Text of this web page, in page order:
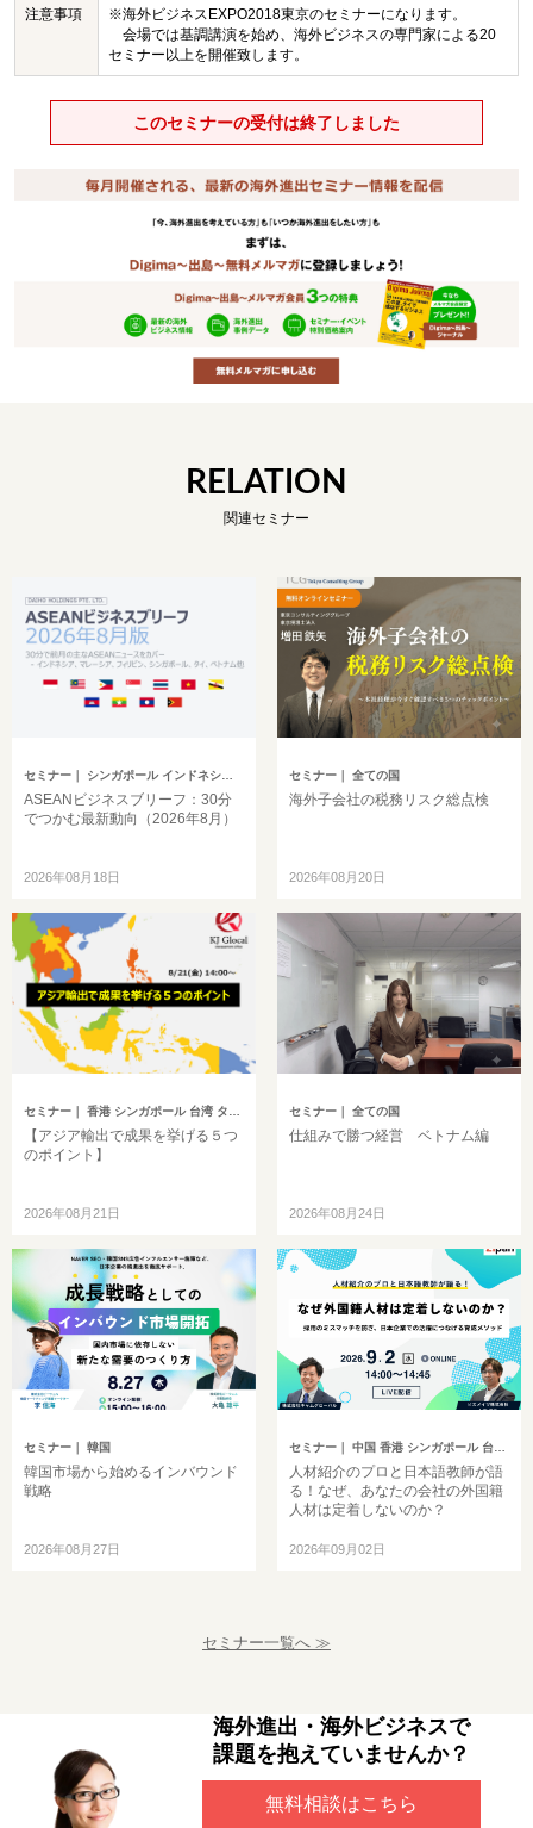
注意事項
※海外ビジネスEXPO2018東京のセミナーになります。
会場では基調講演を始め、海外ビジネスの専門家による20
セミナー以上を開催致します。
このセミナーの受付は終了しました
RELATION
関連セミナー
セミナー ｜ シンガポール インドネシア ベトナム タイ フィリピン マレーシア ミャンマー カンボジア その他アジア
ASEANビジネスブリーフ：30分
でつかむ最新動向（2026年8月）
2026年08月18日
セミナー｜ 全ての国
海外子会社の税務リスク総点検
2026年08月20日
セミナー ｜ 香港 シンガポール 台湾 タイ マレーシア
【アジア輸出で成果を挙げる５つ
のポイント】
2026年08月21日
セミナー｜ 全ての国
仕組みで勝つ経営 ベトナム編
2026年08月24日
セミナー ｜ 韓国
韓国市場から始めるインバウンド
戦略
2026年08月27日
セミナー｜ 中国 香港 シンガポール 台湾 インドネシア 韓国 ベトナム タイ フィリピン マレーシア インド ミャンマー バングラデシュ カンボジア モンゴル その他アジア イギリス ドイツ トルコ ヨーロッパ 中東 アメリカ ブラジル 中南米 オセアニア アフリカ ロシア その他英語圏
人材紹介のプロと日本語教師が語
る！なぜ、あなたの会社の外国籍
人材は定着しないのか？
2026年09月02日
セミナー一覧へ ≫
海外進出・海外ビジネスで
課題を抱えていませんか？
無料相談はこちら